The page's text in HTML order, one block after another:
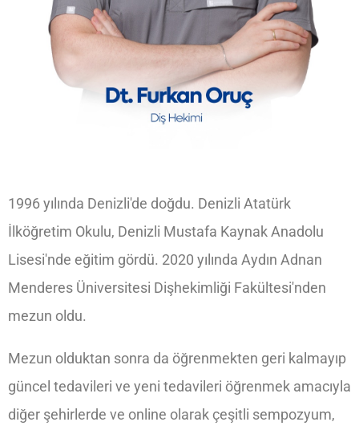
1996 yılında Denizli'de doğdu. Denizli Atatürk
İlköğretim Okulu, Denizli Mustafa Kaynak Anadolu
Lisesi'nde eğitim gördü. 2020 yılında Aydın Adnan
Menderes Üniversitesi Dişhekimliği Fakültesi'nden
mezun oldu.
Mezun olduktan sonra da öğrenmekten geri kalmayıp
güncel tedavileri ve yeni tedavileri öğrenmek amacıyla
diğer şehirlerde ve online olarak çeşitli sempozyum,